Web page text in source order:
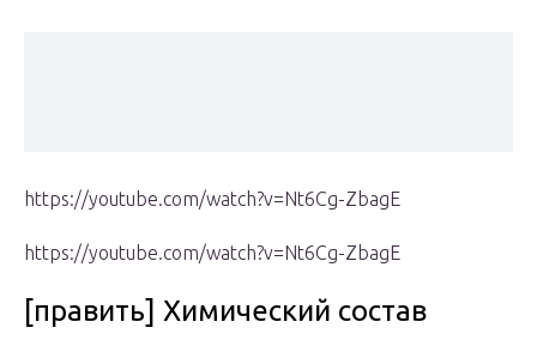
https://youtube.com/watch?v=Nt6Cg-ZbagE
https://youtube.com/watch?v=Nt6Cg-ZbagE
[править] Химический состав